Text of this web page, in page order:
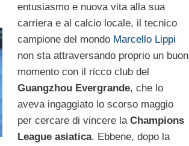
entusiasmo e nuova vita alla sua
carriera e al calcio locale, il tecnico
campione del mondo Marcello Lippi
non sta attraversando proprio un buon
momento con il ricco club del
Guangzhou Evergrande, che lo
aveva ingaggiato lo scorso maggio
per cercare di vincere la Champions
League asiatica. Ebbene, dopo la